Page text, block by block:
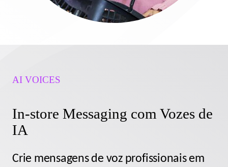
AI VOICES
In-store Messaging com Vozes de
IA
Crie mensagens de voz profissionais em